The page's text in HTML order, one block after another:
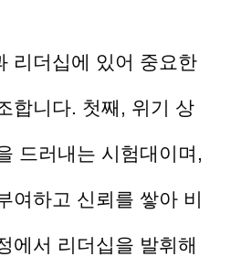
리더십에 있어 중요한
합니다. 첫째, 위기 상
드러내는 시험대이며,
여하고 신뢰를 쌓아 비
에서 리더십을 발휘해